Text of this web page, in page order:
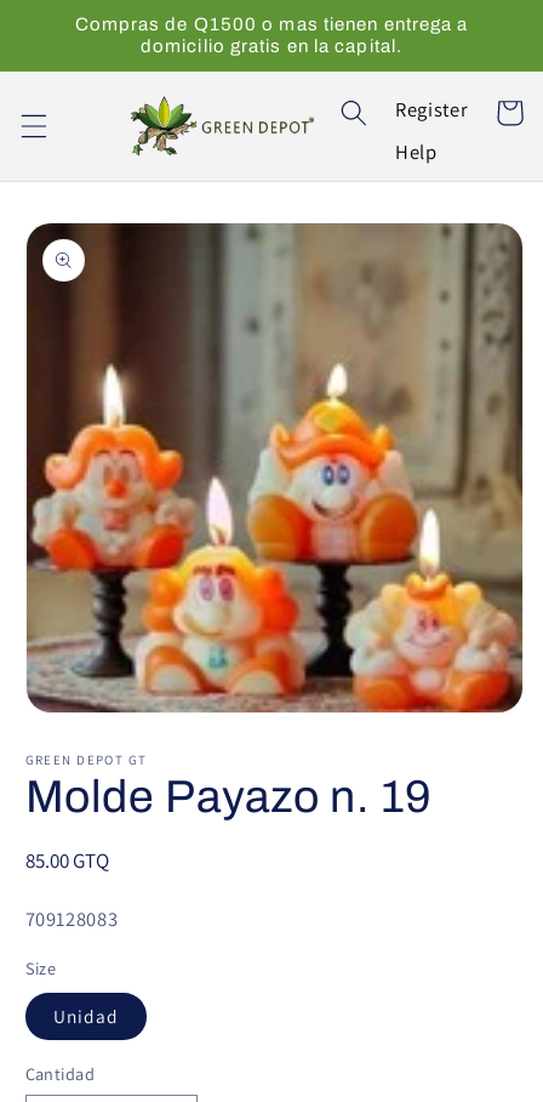
directamente
Compras de Q1500 o mas tienen entrega a
domicilio gratis en la capital.
Register
Help
Carrito
directamente
a la
información
del producto
multimedia
en
una
GREEN DEPOT GT
Molde Payazo n. 19
Precio
85.00 GTQ
SKU:
709128083
Size
Unidad
Cantidad